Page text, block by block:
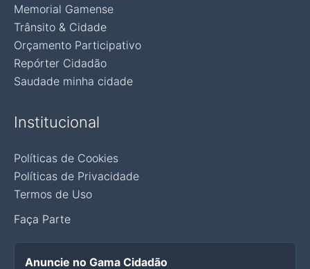
Memorial Gamense
Trânsito & Cidade
Orçamento Participativo
Repórter Cidadão
Saudade minha cidade
Institucional
Políticas de Cookies
Políticas de Privacidade
Termos de Uso
Faça Parte
Anuncie no Gama Cidadão